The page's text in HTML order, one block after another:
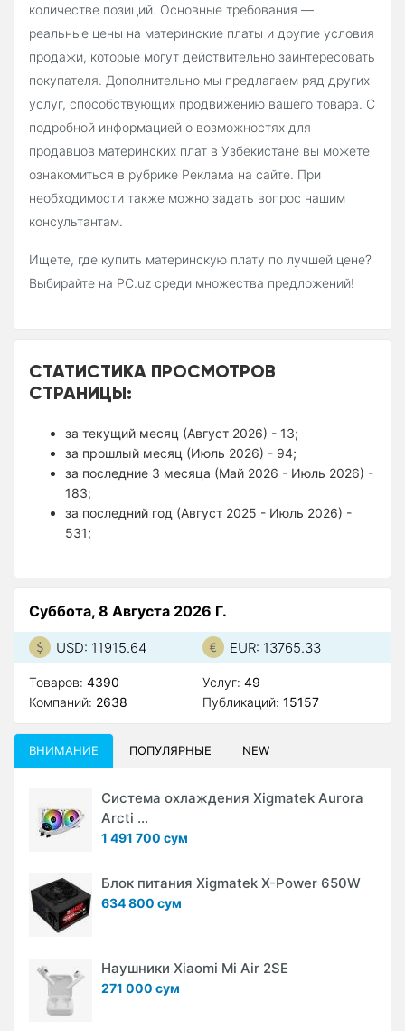
количестве позиций. Основные требования —
реальные цены на материнские платы и другие условия
продажи, которые могут действительно заинтересовать
покупателя. Дополнительно мы предлагаем ряд других
услуг, способствующих продвижению вашего товара. С
подробной информацией о возможностях для
продавцов материнских плат в Узбекистане вы можете
ознакомиться в рубрике Реклама на сайте. При
необходимости также можно задать вопрос нашим
консультантам.
Ищете, где купить материнскую плату по лучшей цене?
Выбирайте на PC.uz среди множества предложений!
СТАТИСТИКА ПРОСМОТРОВ
СТРАНИЦЫ:
за текущий месяц (Август 2026) - 13;
за прошлый месяц (Июль 2026) - 94;
за последние 3 месяца (Май 2026 - Июль 2026) -
183;
за последний год (Август 2025 - Июль 2026) -
531;
Суббота, 8 Августа 2026 Г.
USD: 11915.64 EUR: 13765.33
Товаров: 4390
Компаний: 2638
Услуг: 49
Публикаций: 15157
ВНИМАНИЕ ПОПУЛЯРНЫЕ NEW
Система охлаждения Xigmatek Aurora
Arcti ...
1 491 700 сум
Блок питания Xigmatek X-Power 650W
634 800 сум
Наушники Xiaomi Mi Air 2SE
271 000 сум